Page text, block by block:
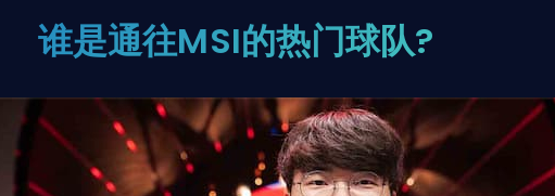
谁是通往MSI的热门球队?